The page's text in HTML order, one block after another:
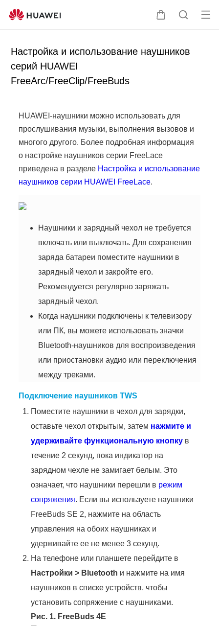
Щ
а
П
с
а
й
т
От
Настройка и использование наушников
серий HUAWEI
FreeArc/FreeClip/FreeBuds
HUAWEI-наушники можно использовать для
прослушивания музыки, выполнения вызовов и
многого другого. Более подробная информация
о настройке наушников серии FreeLace
приведена в разделе Настройка и использование
наушников серии HUAWEI FreeLace.
Наушники и зарядный чехол не требуется
включать или выключать. Для сохранения
заряда батареи поместите наушники в
зарядный чехол и закройте его.
Рекомендуется регулярно заряжать
зарядный чехол.
Когда наушники подключены к телевизору
или ПК, вы можете использовать значки
Bluetooth-наушников для воспроизведения
или приостановки аудио или переключения
между треками.
Подключение наушников TWS
Поместите наушники в чехол для зарядки,
оставьте чехол открытым, затем нажмите и
удерживайте функциональную кнопку в
течение 2 секунд, пока индикатор на
зарядном чехле не замигает белым. Это
означает, что наушники перешли в режим
сопряжения. Если вы используете наушники
FreeBuds SE 2, нажмите на область
управления на обоих наушниках и
удерживайте ее не менее 3 секунд.
На телефоне или планшете перейдите в
Настройки > Bluetooth и нажмите на имя
наушников в списке устройств, чтобы
установить сопряжение с наушниками.
Рис. 1. FreeBuds 4E